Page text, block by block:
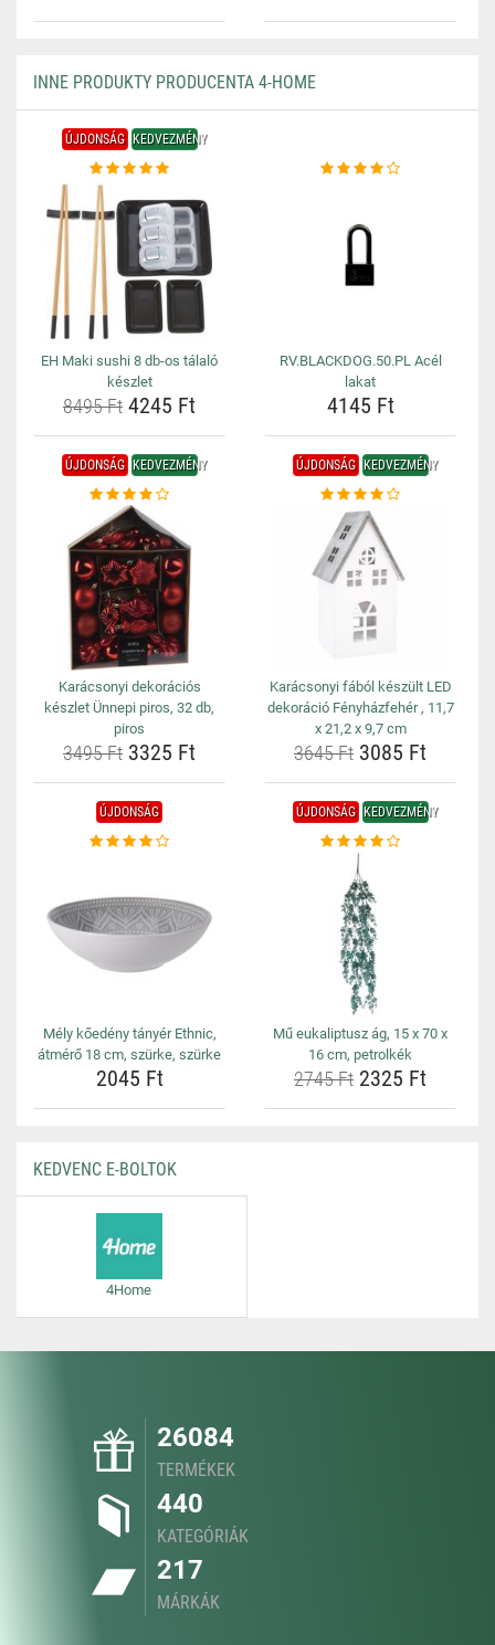
INNE PRODUKTY PRODUCENTA 4-HOME
ÚJDONSÁG KEDVEZMÉNY
EH Maki sushi 8 db-os tálaló
készlet
8495 Ft 4245 Ft
RV.BLACKDOG.50.PL Acél
lakat
4145 Ft
ÚJDONSÁG KEDVEZMÉNY
Karácsonyi dekorációs
készlet Ünnepi piros, 32 db,
piros
3495 Ft 3325 Ft
ÚJDONSÁG KEDVEZMÉNY
Karácsonyi fából készült LED
dekoráció Fényházfehér , 11,7
x 21,2 x 9,7 cm
3645 Ft 3085 Ft
ÚJDONSÁG
Mély kőedény tányér Ethnic,
átmérő 18 cm, szürke, szürke
2045 Ft
ÚJDONSÁG KEDVEZMÉNY
Mű eukaliptusz ág, 15 x 70 x
16 cm, petrolkék
2745 Ft 2325 Ft
KEDVENC E-BOLTOK
4Home
26084
TERMÉKEK
440
KATEGÓRIÁK
217
MÁRKÁK